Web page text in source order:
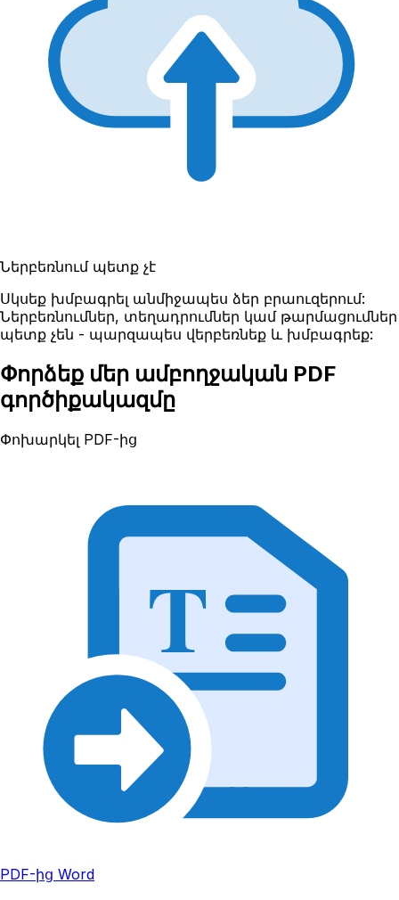
Ներբեռնում պետք չէ
Սկսեք խմբագրել անմիջապես ձեր բրաուզերում:
Ներբեռնումներ, տեղադրումներ կամ թարմացումներ
պետք չեն - պարզապես վերբեռնեք և խմբագրեք:
Փորձեք մեր ամբողջական PDF
գործիքակազմը
Փոխարկել PDF-ից
T
PDF-ից Word